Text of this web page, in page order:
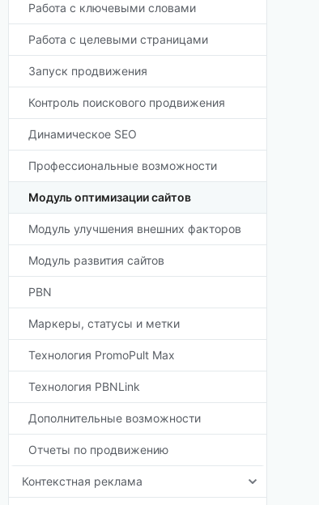
Работа с ключевыми словами
Работа с целевыми страницами
Запуск продвижения
Контроль поискового продвижения
Динамическое SEO
Профессиональные возможности
Модуль оптимизации сайтов
Модуль улучшения внешних факторов
Модуль развития сайтов
PBN
Маркеры, статусы и метки
Технология PromoPult Max
Технология PBNLink
Дополнительные возможности
Отчеты по продвижению
Контекстная реклама